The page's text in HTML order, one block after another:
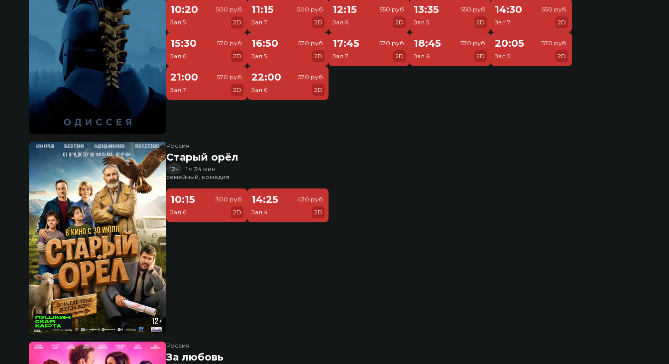
10:20
Зал 5
500 руб.
2D
11:15
Зал 7
500 руб.
2D
12:15
Зал 6
550 руб.
2D
13:35
Зал 5
550 руб.
2D
14:30
Зал 7
550 руб.
2D
15:30
Зал 6
570 руб.
2D
16:50
Зал 5
570 руб.
2D
17:45
Зал 7
570 руб.
2D
18:45
Зал 6
570 руб.
2D
20:05
Зал 5
570 руб.
2D
21:00
Зал 7
570 руб.
2D
22:00
Зал 6
570 руб.
2D
Россия
Старый орёл
12+
1 ч 34 мин
семейный, комедия
10:15
Зал 6
300 руб.
2D
14:25
Зал 4
430 руб.
2D
Россия
За любовь